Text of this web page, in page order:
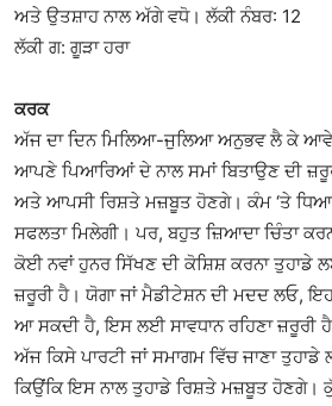
ਅਤੇ ਉਤਸ਼ਾਹ ਨਾਲ ਅੱਗੇ ਵਧੋ। ਲੱਕੀ ਨੰਬਰ: 12
ਲੱਕੀ ਗ: ਗੂੜਾ ਹਰਾ
ਕਰਕ
ਅੱਜ ਦਾ ਦਿਨ ਮਿਲਿਆ-ਜੁਲਿਆ ਅਨੁਭਵ ਲੈ ਕੇ
ਆਪਣੇ ਪਿਆਰਿਆਂ ਦੇ ਨਾਲ ਸਮਾਂ ਬਿਤਾਉਣ ਦੀ
ਅਤੇ ਆਪਸੀ ਰਿਸ਼ਤੇ ਮਜ਼ਬੂਤ ​​ਹੋਣਗੇ। ਕੰਮ ‘ਤੇ
ਸਫਲਤਾ ਮਿਲੇਗੀ। ਪਰ, ਬਹੁਤ ਜ਼ਿਆਦਾ ਚਿੰਤਾ
ਕੋਈ ਨਵਾਂ ਹੁਨਰ ਸਿੱਖਣ ਦੀ ਕੋਸ਼ਿਸ਼ ਕਰਨਾ ਤੁਹਾਡੇ
ਜ਼ਰੂਰੀ ਹੈ। ਯੋਗਾ ਜਾਂ ਮੈਡੀਟੇਸ਼ਨ ਦੀ ਮਦਦ ਲਓ,
ਆ ਸਕਦੀ ਹੈ, ਇਸ ਲਈ ਸਾਵਧਾਨ ਰਹਿਣਾ ਜ਼ਰੂਰੀ
ਅੱਜ ਕਿਸੇ ਪਾਰਟੀ ਜਾਂ ਸਮਾਗਮ ਵਿੱਚ ਜਾਣਾ
ਕਿਉਂਕਿ ਇਸ ਨਾਲ ਤੁਹਾਡੇ ਰਿਸ਼ਤੇ ਮਜ਼ਬੂਤ